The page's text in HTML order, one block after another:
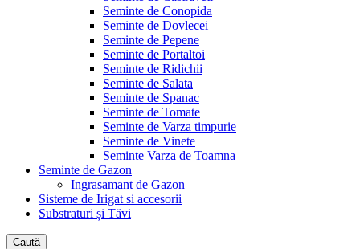
Seminte de Conopida
Seminte de Dovlecei
Seminte de Pepene
Seminte de Portaltoi
Seminte de Ridichii
Seminte de Salata
Seminte de Spanac
Seminte de Tomate
Seminte de Varza timpurie
Seminte de Vinete
Seminte Varza de Toamna
Seminte de Gazon
Ingrasamant de Gazon
Sisteme de Irigat si accesorii
Substraturi și Tăvi
Caută